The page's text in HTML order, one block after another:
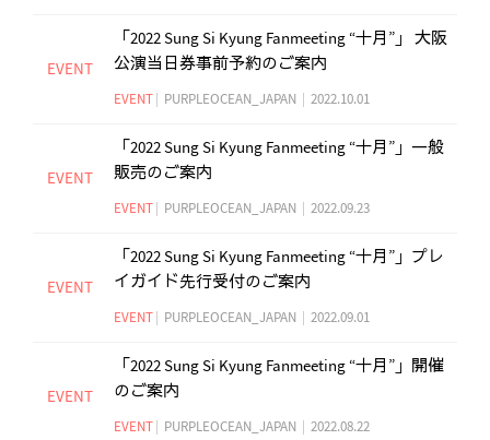
EVENT
「2022 Sung Si Kyung Fanmeeting “十月”」 大阪
公演当日券事前予約のご案内
EVENT PURPLEOCEAN_JAPAN 2022.10.01
EVENT
「2022 Sung Si Kyung Fanmeeting “十月”」一般
販売のご案内
EVENT PURPLEOCEAN_JAPAN 2022.09.23
EVENT
「2022 Sung Si Kyung Fanmeeting “十月”」プレ
イガイド先行受付のご案内
EVENT PURPLEOCEAN_JAPAN 2022.09.01
EVENT
「2022 Sung Si Kyung Fanmeeting “十月”」開催
のご案内
EVENT PURPLEOCEAN_JAPAN 2022.08.22